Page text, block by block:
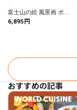
富士山の絵 風景画 ポス
ター アートパネル 富士
山 絵画 自然 赤富士 アー
6,895円
おすすめの記事